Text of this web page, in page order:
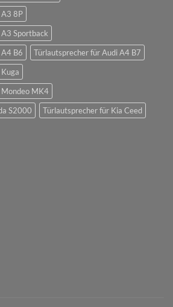
8P
Sportback
B6
Türlautsprecher für Audi A4 B7
MK4
S2000
Türlautsprecher für Kia Ceed